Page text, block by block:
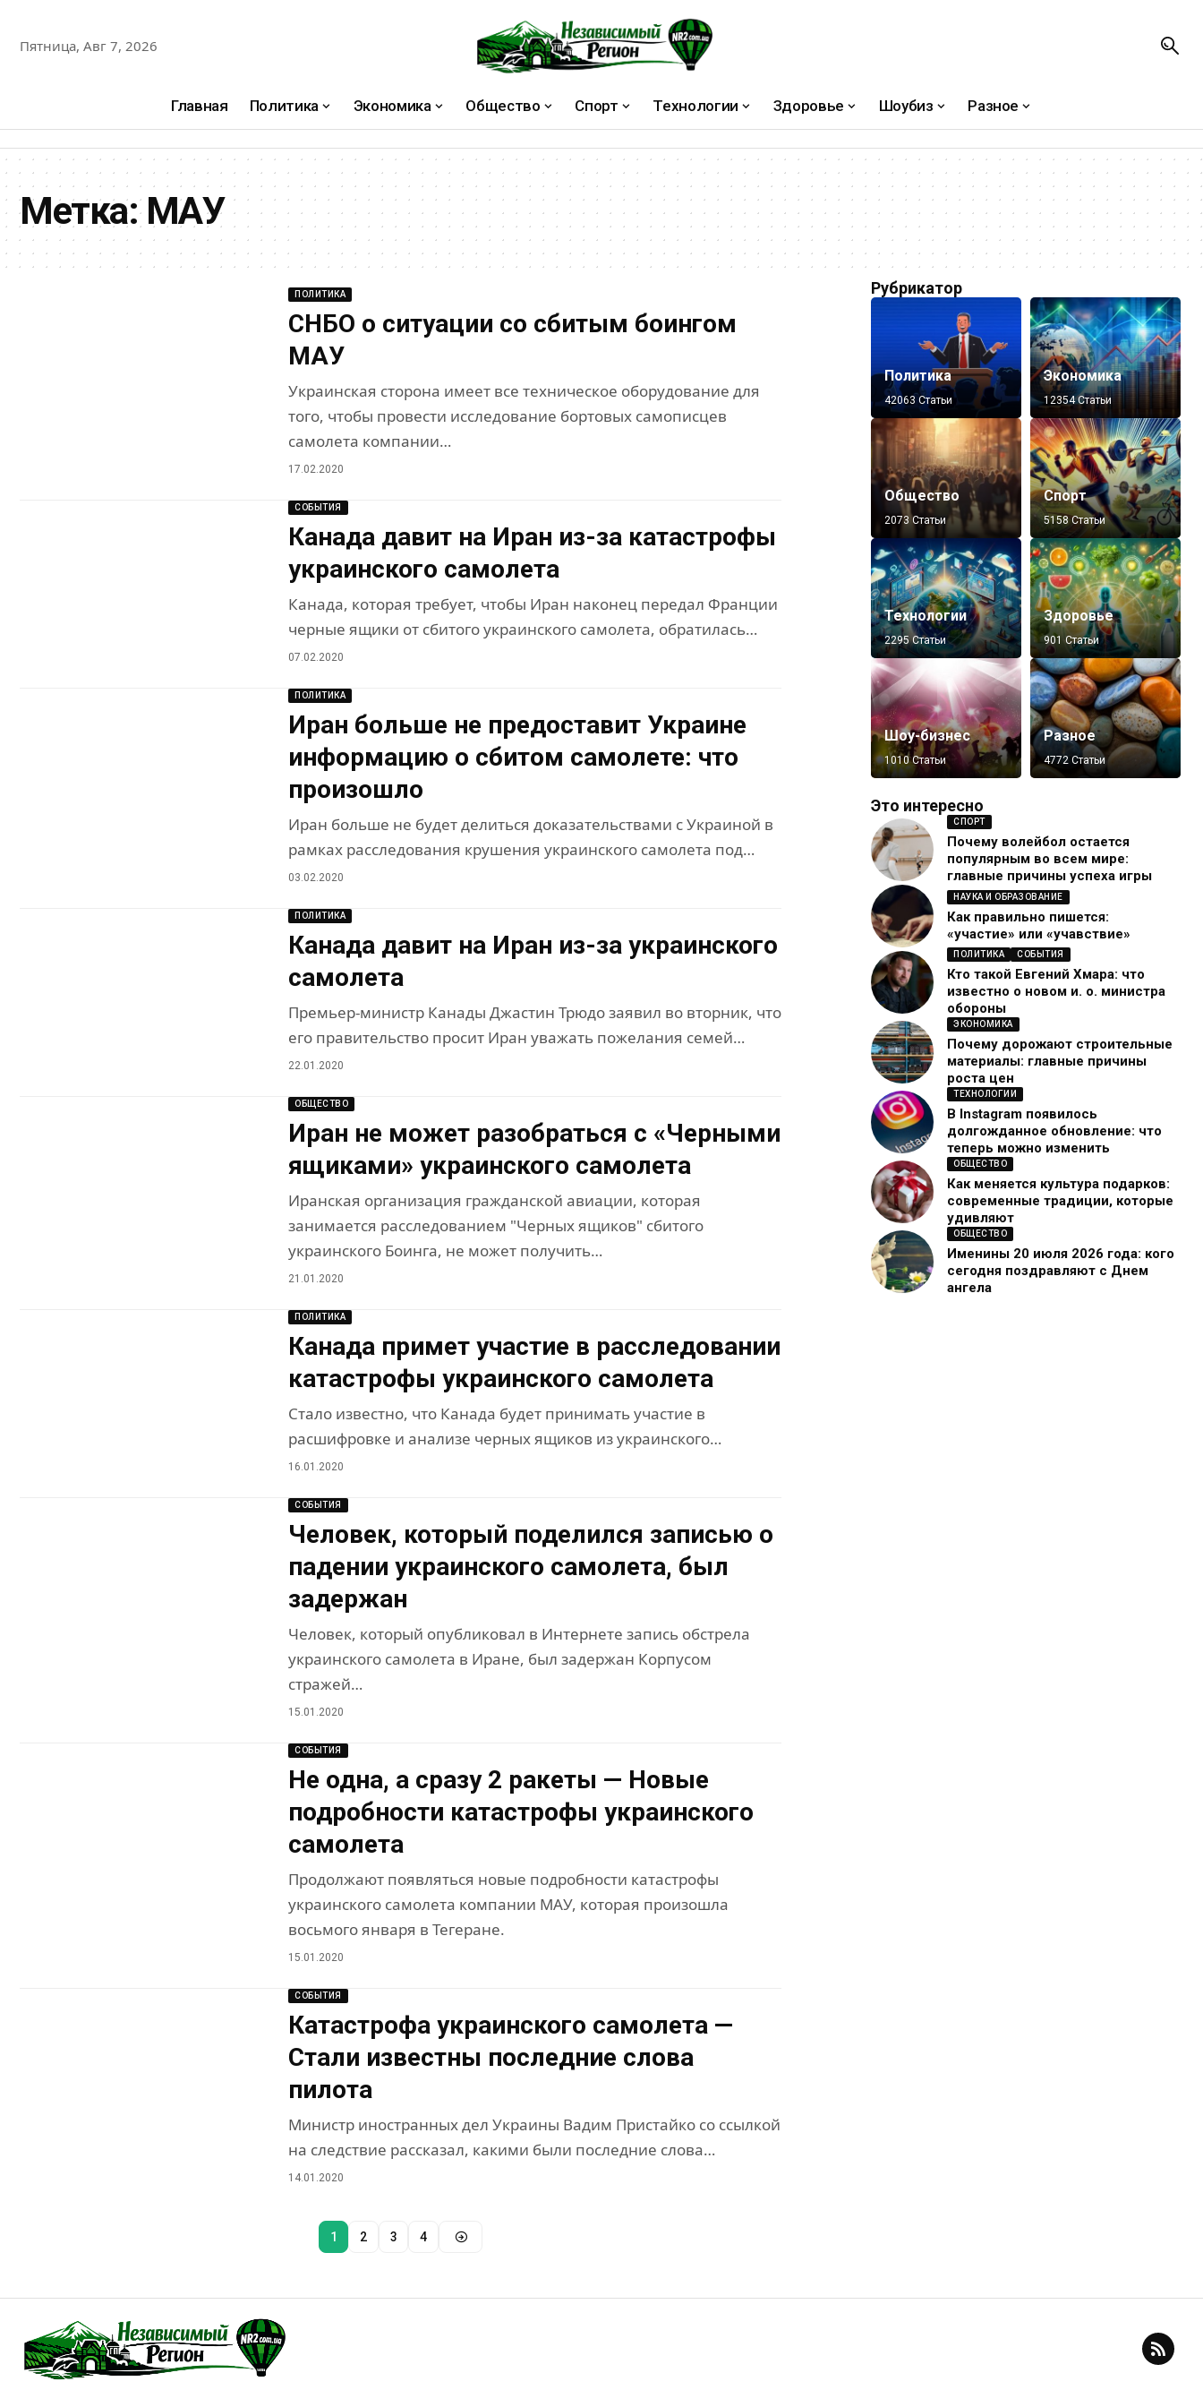
Пятница, Авг 7, 2026
Главная Политика Экономика Общество Спорт Технологии Здоровье Шоубиз Разное
Метка:МАУ
ПОЛИТИКА
СНБО о ситуации со сбитым боингом
МАУ
Украинская сторона имеет все техническое оборудование для
того, чтобы провести исследование бортовых самописцев
самолета компании…
17.02.2020
СОБЫТИЯ
Канада давит на Иран из-за катастрофы
украинского самолета
Канада, которая требует, чтобы Иран наконец передал Франции
черные ящики от сбитого украинского самолета, обратилась…
07.02.2020
ПОЛИТИКА
Иран больше не предоставит Украине
информацию о сбитом самолете: что
произошло
Иран больше не будет делиться доказательствами с Украиной в
рамках расследования крушения украинского самолета под…
03.02.2020
ПОЛИТИКА
Канада давит на Иран из-за украинского
самолета
Премьер-министр Канады Джастин Трюдо заявил во вторник, что
его правительство просит Иран уважать пожелания семей…
22.01.2020
ОБЩЕСТВО
Иран не может разобраться с «Черными
ящиками» украинского самолета
Иранская организация гражданской авиации, которая
занимается расследованием "Черных ящиков" сбитого
украинского Боинга, не может получить…
21.01.2020
ПОЛИТИКА
Канада примет участие в расследовании
катастрофы украинского самолета
Стало известно, что Канада будет принимать участие в
расшифровке и анализе черных ящиков из украинского…
16.01.2020
СОБЫТИЯ
Человек, который поделился записью о
падении украинского самолета, был
задержан
Человек, который опубликовал в Интернете запись обстрела
украинского самолета в Иране, был задержан Корпусом
стражей…
15.01.2020
СОБЫТИЯ
Не одна, а сразу 2 ракеты — Новые
подробности катастрофы украинского
самолета
Продолжают появляться новые подробности катастрофы
украинского самолета компании МАУ, которая произошла
восьмого января в Тегеране.
15.01.2020
СОБЫТИЯ
Катастрофа украинского самолета —
Стали известны последние слова
пилота
Министр иностранных дел Украины Вадим Пристайко со ссылкой
на следствие рассказал, какими были последние слова…
14.01.2020
1 2 3 4
Рубрикатор
Политика
42063 Статьи
Экономика
12354 Статьи
Общество
2073 Статьи
Спорт
5158 Статьи
Технологии
2295 Статьи
Здоровье
901 Статьи
Шоу-бизнес
1010 Статьи
Разное
4772 Статьи
Это интересно
СПОРТ
Почему волейбол остается
популярным во всем мире:
главные причины успеха игры
НАУКА И ОБРАЗОВАНИЕ
Как правильно пишется:
«участие» или «учавствие»
ПОЛИТИКА СОБЫТИЯ
Кто такой Евгений Хмара: что
известно о новом и. о. министра
обороны
ЭКОНОМИКА
Почему дорожают строительные
материалы: главные причины
роста цен
ТЕХНОЛОГИИ
В Instagram появилось
долгожданное обновление: что
теперь можно изменить
ОБЩЕСТВО
Как меняется культура подарков:
современные традиции, которые
удивляют
ОБЩЕСТВО
Именины 20 июля 2026 года: кого
сегодня поздравляют с Днем
ангела